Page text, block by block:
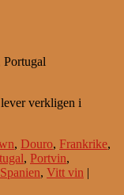
Portugal
verkligen i
, Douro, Frankrike,
, Portvin,
Spanien, Vitt vin |